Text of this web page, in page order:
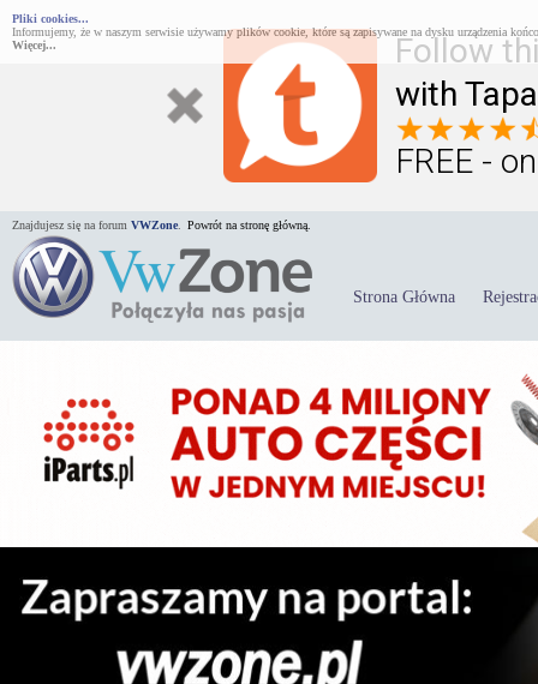
Follow
with
FREE -
Pliki cookies...
Informujemy, że w naszym serwisie używamy plików cookie, które są zapisywane na dysku urządzenia
Więcej...
Znajdujesz się na forum VWZone Powrót na stronę główną.
Strona Główna